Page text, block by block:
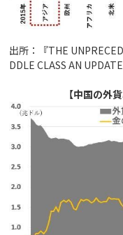
出所：『THE
DDLE CLASS AN
【中国の外